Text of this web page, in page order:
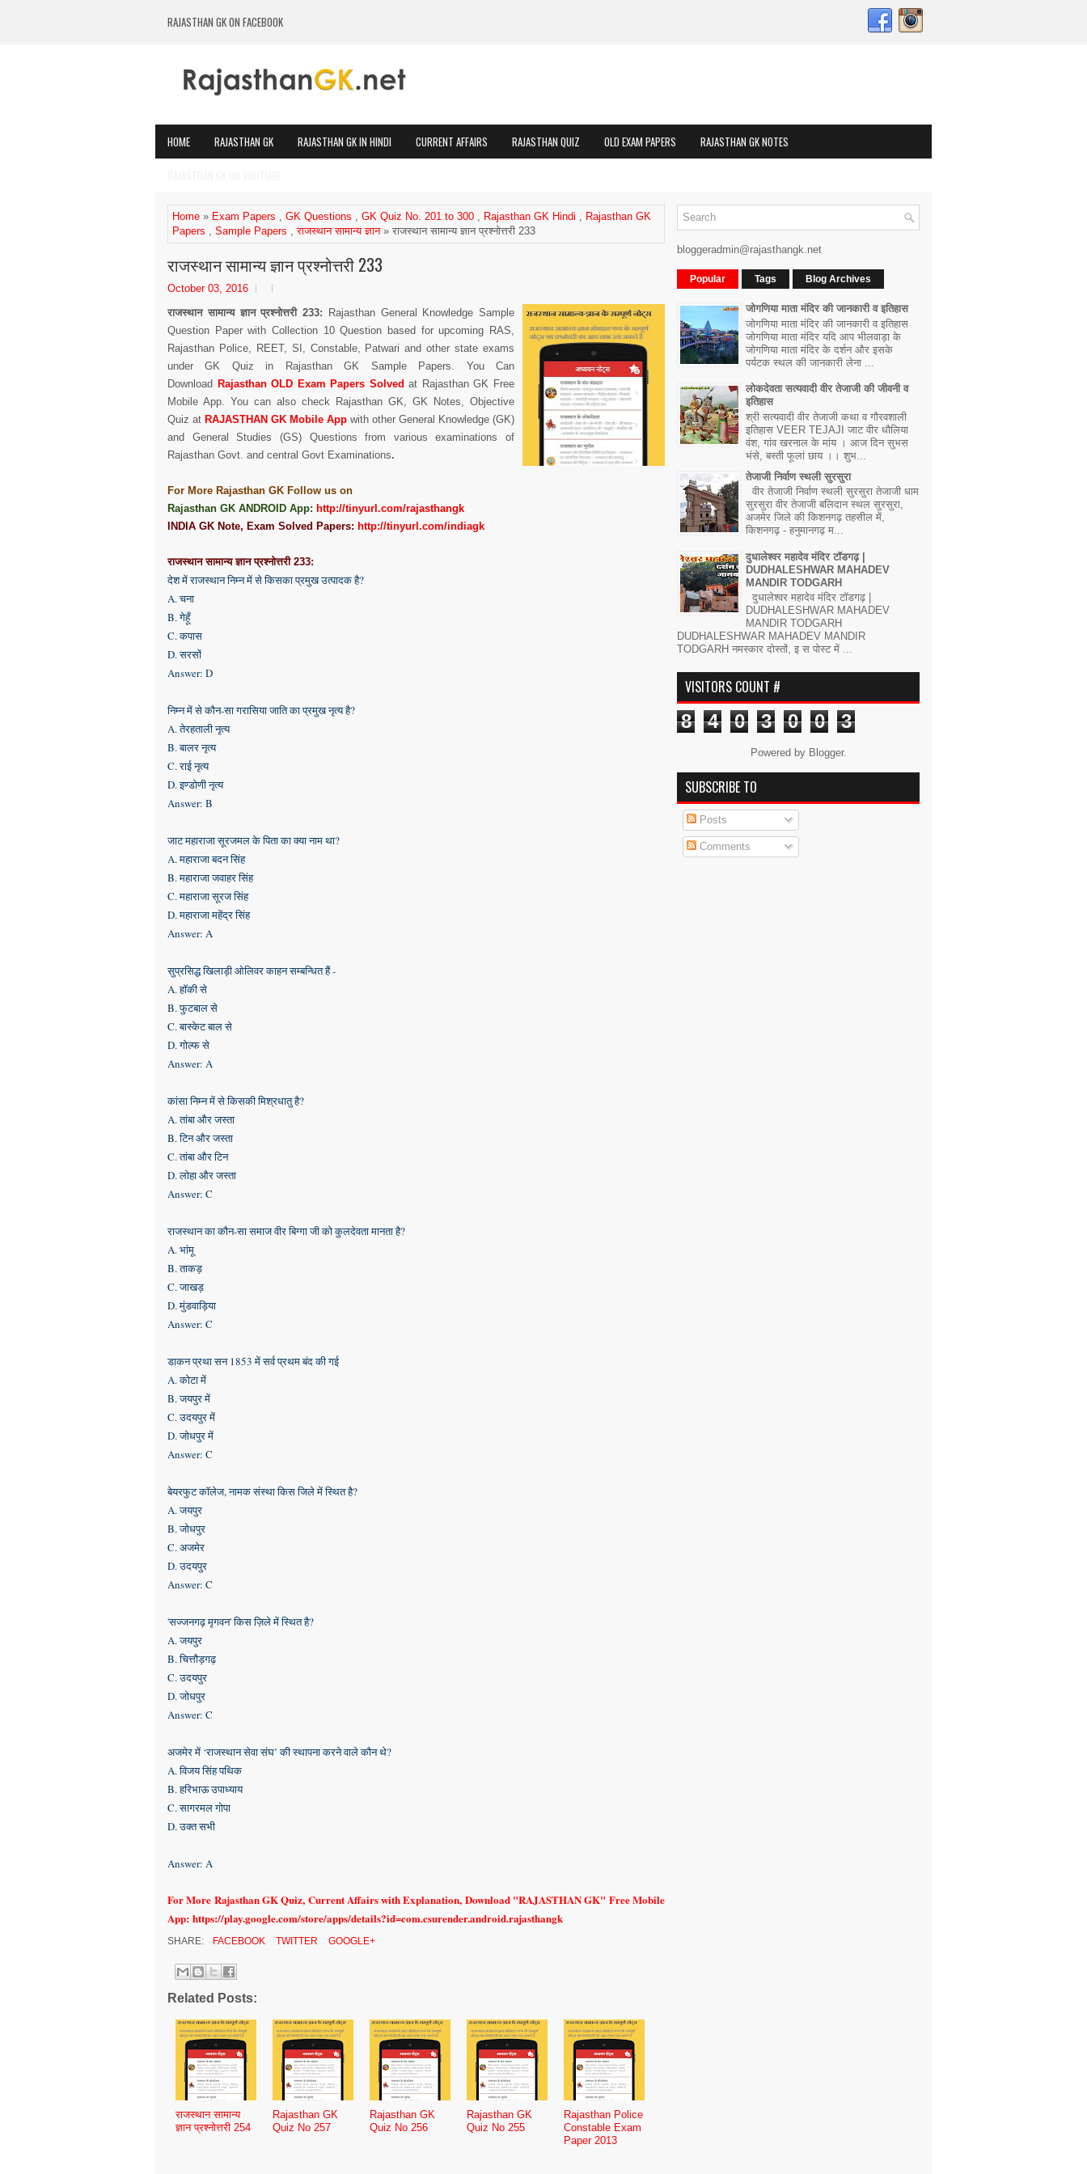
RAJASTHAN GK ON FACEBOOK
HOME RAJASTHAN GK RAJASTHAN GK IN HINDI CURRENT AFFAIRS RAJASTHAN QUIZ OLD EXAM PAPERS RAJASTHAN GK NOTES
Home » Exam Papers , GK Questions , GK Quiz No. 201 to 300 , Rajasthan GK Hindi , Rajasthan GK
Papers , Sample Papers ,राजस्थान सामान्य ज्ञान» राजस्थान सामान्य ज्ञान प्रश्नोत्तरी 233
राजस्थान सामान्य ज्ञान प्रश्नोत्तरी 233
October 03, 2016
राजस्थान सामान्य ज्ञान प्रश्नोत्तरी 233: Rajasthan General Knowledge Sample
Question Paper with Collection 10 Question based for upcoming RAS,
Rajasthan Police, REET, SI, Constable, Patwari and other state exams
under GK Quiz in Rajasthan GK Sample Papers. You Can
Download Rajasthan OLD Exam Papers Solved at Rajasthan GK Free
Mobile App. You can also check Rajasthan GK, GK Notes, Objective
Quiz at RAJASTHAN GK Mobile App with other General Knowledge (GK)
and General Studies (GS) Questions from various examinations of
Rajasthan Govt. and central Govt Examinations.
For More Rajasthan GK Follow us on
Rajasthan GK ANDROID App: http://tinyurl.com/rajasthangk
INDIA GK Note, Exam Solved Papers: http://tinyurl.com/indiagk
राजस्थान सामान्य ज्ञान प्रश्नोत्तरी 233:
देश में राजस्थान निम्न में से किसका प्रमुख उत्पादक है?
A. चना
B. गेहूँ
C. कपास
D. सरसों
Answer: D
निम्न में से कौन-सा गरासिया जाति का प्रमुख नृत्य है?
A. तेरहताली नृत्य
B. बालर नृत्य
C. राई नृत्य
D. इण्डोणी नृत्य
Answer: B
जाट महाराजा सूरजमल के पिता का क्या नाम था?
A. महाराजा बदन सिंह
B. महाराजा जवाहर सिंह
C. महाराजा सूरज सिंह
D. महाराजा महेंद्र सिंह
Answer: A
सुप्रसिद्ध खिलाड़ी ओलिवर काहन सम्बन्धित हैं -
A. हॉकी से
B. फुटबाल से
C. बास्केट बाल से
D. गोल्फ से
Answer: A
कांसा निम्न में से किसकी मिश्रधातु है?
A. तांबा और जस्ता
B. टिन और जस्ता
C. तांबा और टिन
D. लोहा और जस्ता
Answer: C
राजस्थान का कौन-सा समाज वीर बिग्गा जी को कुलदेवता मानता है?
A. भांमू
B. ताकड़
C. जाखड़
D. मुंडवाड़िया
Answer: C
डाकन प्रथा सन 1853 में सर्व प्रथम बंद की गई
A. कोटा में
B. जयपुर में
C. उदयपुर में
D. जोधपुर में
Answer: C
बेयरफुट कॉलेज, नामक संस्था किस जिले में स्थित है?
A. जयपुर
B. जोधपुर
C. अजमेर
D. उदयपुर
Answer: C
'सज्जनगढ़ मृगवन' किस ज़िले में स्थित है?
A. जयपुर
B. चित्तौड़गढ़
C. उदयपुर
D. जोधपुर
Answer: C
अजमेर में ‘राजस्थान सेवा संघ’ की स्थापना करने वाले कौन थे?
A. विजय सिंह पथिक
B. हरिभाऊ उपाध्याय
C. सागरमल गोपा
D. उक्त सभी
Answer: A
For More Rajasthan GK Quiz, Current Affairs with Explanation, Download "RAJASTHAN GK" Free Mobile
App: https://play.google.com/store/apps/details?id=com.csurender.android.rajasthangk
SHARE: FACEBOOK TWITTER GOOGLE+
Related Posts:
राजस्थान सामान्य
ज्ञान प्रश्नोत्तरी 254
Rajasthan GK
Quiz No 257
Rajasthan GK
Quiz No 256
Rajasthan GK
Quiz No 255
Rajasthan Police
Constable Exam
Paper 2013
bloggeradmin@rajasthangk.net
Popular Tags Blog Archives
जोगणिया माता मंदिर की जानकारी व इतिहास
जोगणिया माता मंदिर की जानकारी व इतिहास
जोगणिया माता मंदिर यदि आप भीलवाड़ा के
जोगणिया माता मंदिर के दर्शन और इसके
पर्यटक स्थल की जानकारी लेना ...
लोकदेवता सत्यवादी वीर तेजाजी की जीवनी व
इतिहास
श्री सत्यवादी वीर तेजाजी कथा व गौरवशाली
इतिहास VEER TEJAJI जाट वीर धौलिया
वंश, गांव खरनाल के मांय । आज दिन सुभस
भंसे, बस्ती फूलां छाय ।। शुभ...
तेजाजी निर्वाण स्थली सुरसुरा
वीर तेजाजी निर्वाण स्थली सुरसुरा तेजाजी धाम
सुरसुरा वीर तेजाजी बलिदान स्थल सुरसुरा,
अजमेर जिले की किशनगढ़ तहसील में,
किशनगढ़ - हनुमानगढ़ म...
दुधालेश्वर महादेव मंदिर टॉडगढ़ |
DUDHALESHWAR MAHADEV
MANDIR TODGARH
दुधालेश्वर महादेव मंदिर टॉडगढ़ |
DUDHALESHWAR MAHADEV
MANDIR TODGARH
DUDHALESHWAR MAHADEV MANDIR
TODGARH नमस्कार दोस्तों, इ स पोस्ट में ...
VISITORS COUNT #
8 4 0 3 0 0 3
Powered by Blogger.
SUBSCRIBE TO
Posts
Comments